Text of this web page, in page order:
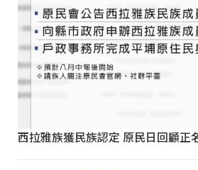
西拉雅族獲民族認定 原民日回顧正